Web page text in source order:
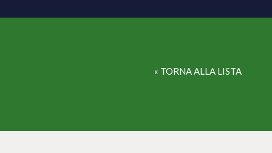
« TORNA ALLA LISTA